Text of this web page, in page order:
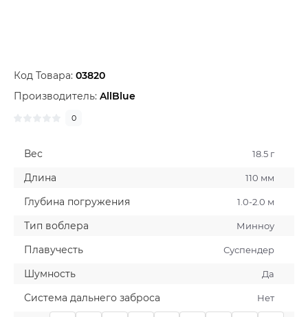
Код Товара: 03820
Производитель: AllBlue
0
Вес 18.5 г
Длина 110 мм
Глубина погружения 1.0-2.0 м
Тип воблера Минноу
Плавучесть Суспендер
Шумность Да
Система дальнего заброса Нет